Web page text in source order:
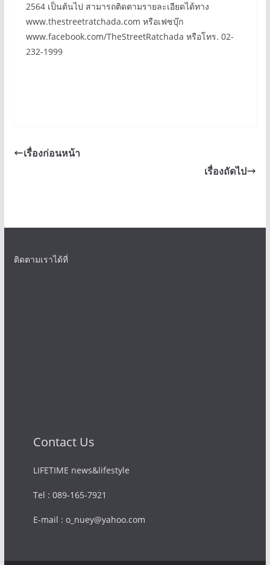
2564 เป็นต้นไป สามารถติดตามรายละเอียดได้ทาง
www.thestreetratchada.com หรือเฟซบุ๊ก
www.facebook.com/TheStreetRatchada หรือโทร. 02-
232-1999
เรื่องก่อนหน้า
เรื่องถัดไป
ติดตามเราได้ที่
Contact Us
LIFETIME news&lifestyle
Tel : 089-165-7921
E-mail : o_nuey@yahoo.com